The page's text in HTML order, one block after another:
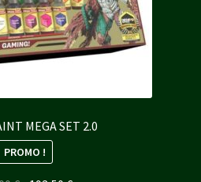
MEGA SET 2.0
PROMO !